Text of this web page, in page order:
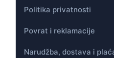
Politika privatnosti
Povrat i reklamacije
Narudžba, dostava i